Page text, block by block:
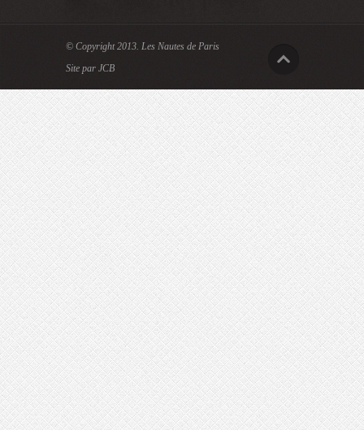
© Copyright 2013. Les Nautes de Paris
Site par JCB